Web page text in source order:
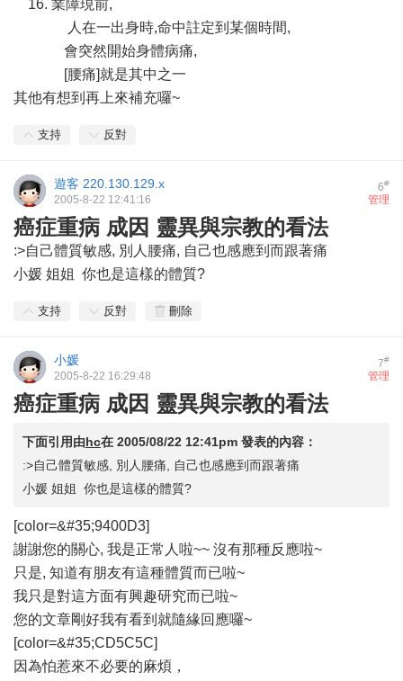
16. 業障現前,
人在一出身時,命中註定到某個時間,
會突然開始身體病痛,
[腰痛]就是其中之一
其他有想到再上來補充囉~
支持 反對
6#
遊客 220.130.129.x
管理
2005-8-22 12:41:16
癌症重病 成因 靈異與宗教的看法
:>自己體質敏感, 別人腰痛, 自己也感應到而跟著痛
小媛 姐姐 你也是這樣的體質?
支持 反對 刪除
7#
小媛
管理
2005-8-22 16:29:48
癌症重病 成因 靈異與宗教的看法
下面引用由hc在 2005/08/22 12:41pm 發表的內容：
:>自己體質敏感, 別人腰痛, 自己也感應到而跟著痛
小媛 姐姐 你也是這樣的體質?
[color=&#35;9400D3]
謝謝您的關心, 我是正常人啦~~ 沒有那種反應啦~
只是, 知道有朋友有這種體質而已啦~
我只是對這方面有興趣研究而已啦~
您的文章剛好我有看到就隨緣回應囉~
[color=&#35;CD5C5C]
因為怕惹來不必要的麻煩，